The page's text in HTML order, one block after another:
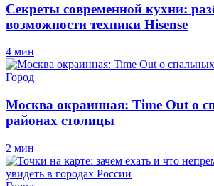
Секреты современной кухни:
возможности техники Hisense
4 мин
Город
Москва окраинная: Time Out о
районах столицы
2 мин